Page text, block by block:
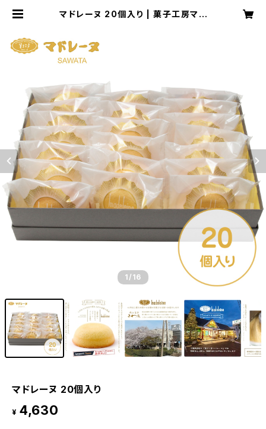
マドレーヌ 20個入り | 菓子工房マド
1 /16
マドレーヌ 20個入り
¥ 4,630